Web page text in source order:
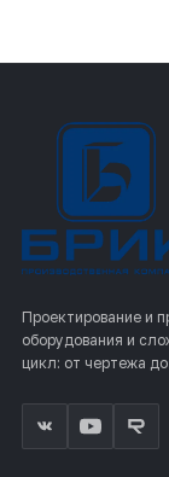
Проектирование и
оборудования и
цикл: от чертежа